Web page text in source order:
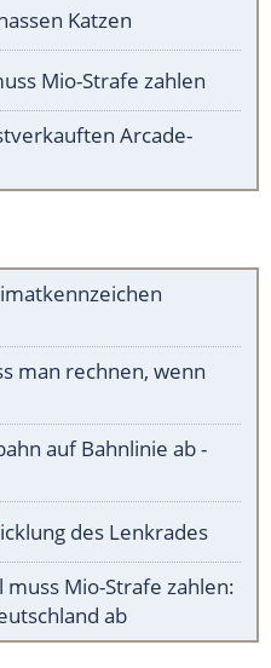
Katzen
Mio-Strafe zahlen
Arcade-
man rechnen, wenn
auf Bahnlinie ab -
des Lenkrades
Mio-Strafe zahlen:
ab